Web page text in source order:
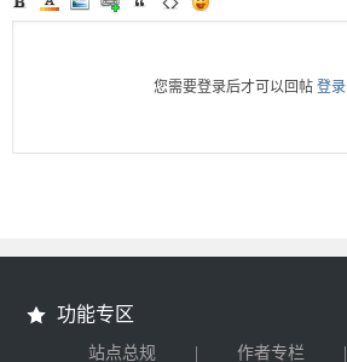
您需要登录后才可以回帖登录
功能专区
站点总规 | 作者专栏 |